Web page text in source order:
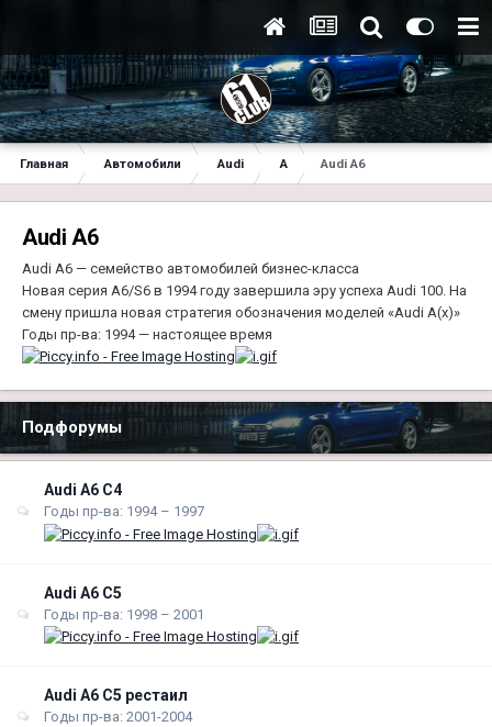
Главная Автомобили Audi A Audi A6
Audi A6
Audi A6 — семейство автомобилей бизнес-класса
Новая серия A6/S6 в 1994 году завершила эру успеха Audi 100. На
смену пришла новая стратегия обозначения моделей «Audi A(x)»
Годы пр-ва: 1994 — настоящее время
Подфорумы
Audi A6 С4
Годы пр-ва: 1994 – 1997
Audi A6 С5
Годы пр-ва: 1998 – 2001
Audi A6 С5 рестаил
Годы пр-ва: 2001-2004